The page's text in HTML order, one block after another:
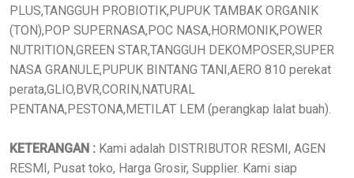
PLUS,TANGGUH PROBIOTIK,PUPUK TAMBAK ORGANIK
(TON),POP SUPERNASA,POC NASA,HORMONIK,POWER
NUTRITION,GREEN STAR,TANGGUH DEKOMPOSER,SUPER
NASA GRANULE,PUPUK BINTANG TANI,AERO 810 perekat
perata,GLIO,BVR,CORIN,NATURAL
PENTANA,PESTONA,METILAT LEM (perangkap lalat buah).
KETERANGAN : Kami adalah DISTRIBUTOR RESMI, AGEN
RESMI, Pusat toko, Harga Grosir, Supplier. Kami siap